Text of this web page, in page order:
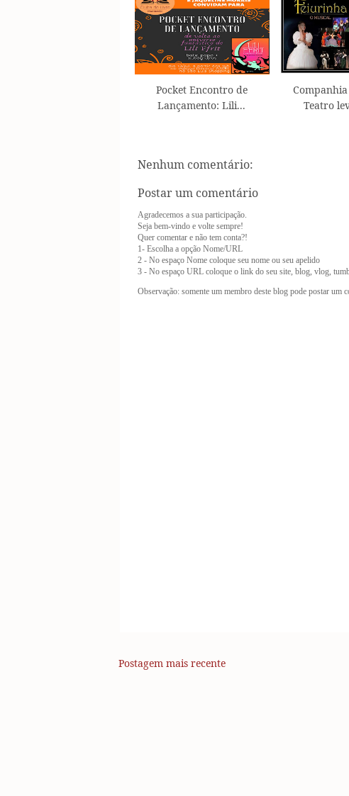
Pocket Encontro de
Lançamento: Lili...
Teatro
Nenhum comentário:
Postar um comentário
Agradecemos a sua participação.
Seja bem-vindo e volte sempre!
Quer comentar e não tem conta?!
1- Escolha a opção Nome/URL
2 - No espaço Nome coloque seu nome ou seu apelido
3 - No espaço URL coloque o link do seu site, blog, vlog,
Observação: somente um membro deste blog pode postar um
Postagem mais recente